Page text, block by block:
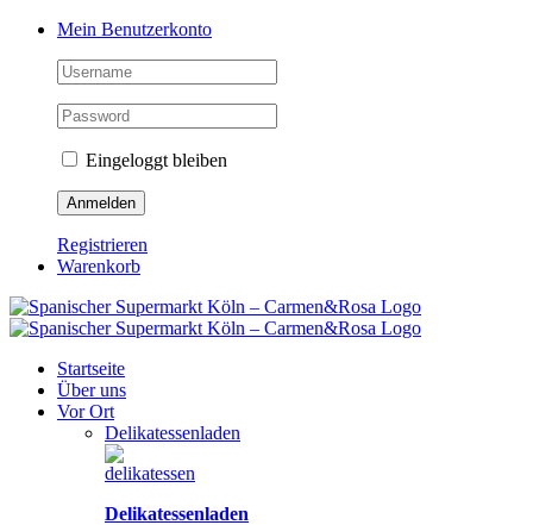
Zum
springen
Facebook
Instagram
Pinterest
Tiktok
YouTubeMein Benutzerkonto
Eingeloggt bleiben
Registrieren
Warenkorb
Startseite
Über uns
Vor Ort
Delikatessenladen
Delikatessenladen